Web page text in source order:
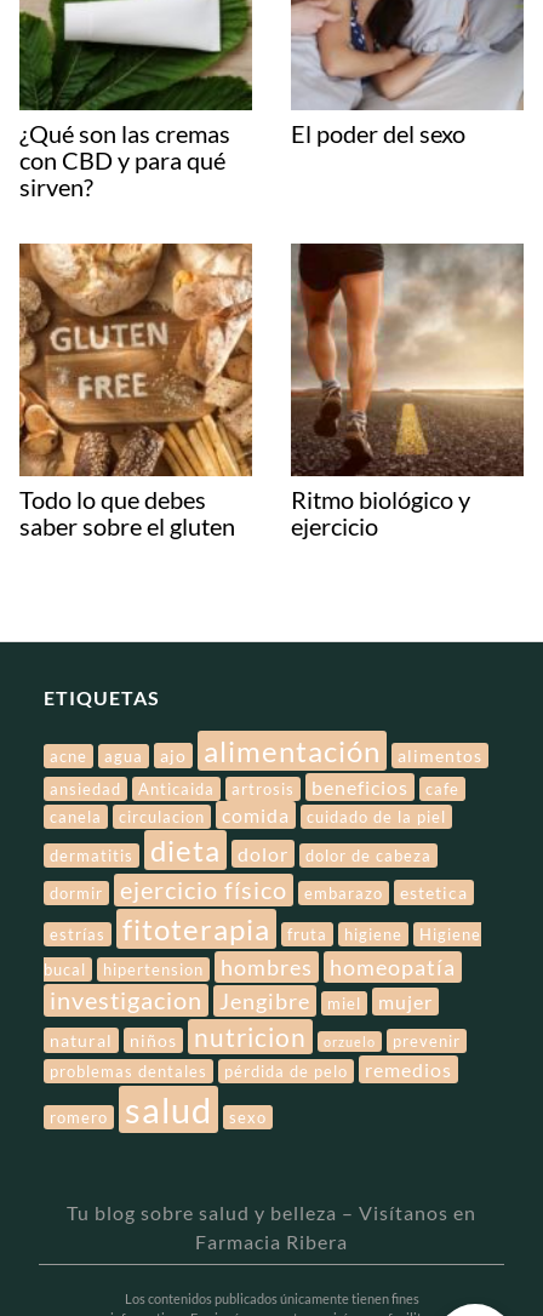
¿Qué son las cremas
con CBD y para qué
sirven?
El poder del sexo
Todo lo que debes
saber sobre el gluten
Ritmo biológico y
ejercicio
ETIQUETAS
acne agua ajo alimentación alimentos
ansiedad Anticaida artrosis beneficios
cafe
canela
circulacion comida
cuidado de la piel
dermatitis
dieta dolor
dolor de cabeza
dormir
ejercicio físico embarazo estetica
estrías fitoterapia fruta higiene
Higiene
bucal
hipertension hombres homeopatía
investigacion Jengibre miel mujer
natural niños nutricion orzuelo
prevenir
problemas dentales
pérdida de pelo remedios
romero salud sexo
Tu blog sobre salud y belleza – Visítanos en
Farmacia Ribera
Los contenidos publicados únicamente tienen fines